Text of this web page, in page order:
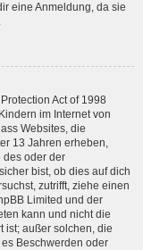
eine Anmeldung, da sie
Act of 1998
im Internet von
Websites, die
13 Jahren erheben,
des oder der
bist, ob dies auf dich
zutrifft, ziehe einen
Limited und der
kann und nicht die
ist; außer solchen, die
Beschwerden oder